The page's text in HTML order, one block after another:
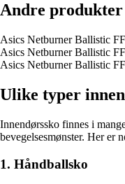
Andre produkter
Asics Netburner Ballistic
Asics Netburner Ballistic
Asics Netburner Ballistic
Ulike typer
Innendørssko finnes i
bevegelsesmønster. Her er
1. Håndballsko